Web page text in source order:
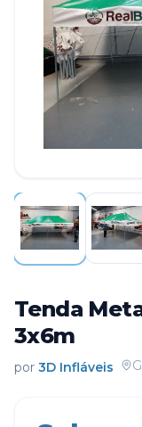
Tenda
3x6m
por 3D Infláveis